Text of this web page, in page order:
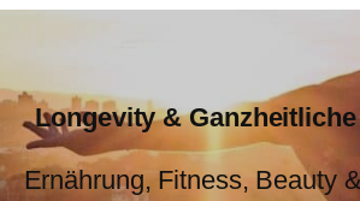
Longevity &
Ernährung, Fitness, Beauty